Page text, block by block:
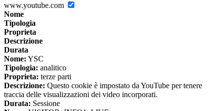
www.youtube.com
Nome
Tipologia
Proprieta
Descrizione
Durata
Nome: YSC
Tipologia: analitico
Proprieta: terze parti
Descrizione: Questo cookie è impostato da YouTube per tenere
traccia delle visualizzazioni dei video incorporati.
Durata: Sessione